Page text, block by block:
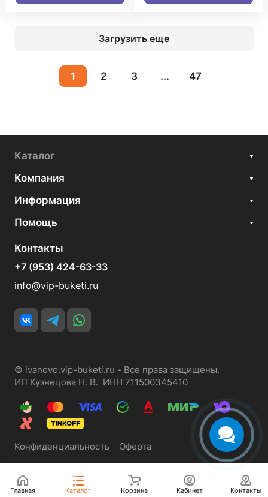
Загрузить еще
1 2 3 ... 47
Каталог
Компания
Информация
Помощь
Контакты
+7 (953) 424-63-33
info@vip-buketi.ru
© ivanovo.vip-buketi.ru - Все права защищены.
ИП Кузнецова Н. В. ИНН 711500345410
Конфиденциальность Оферта
Главная Каталог Корзина Кабинет Контакты